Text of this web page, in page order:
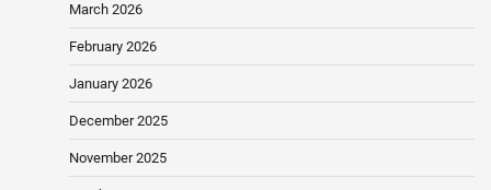
March 2026
February 2026
January 2026
December 2025
November 2025